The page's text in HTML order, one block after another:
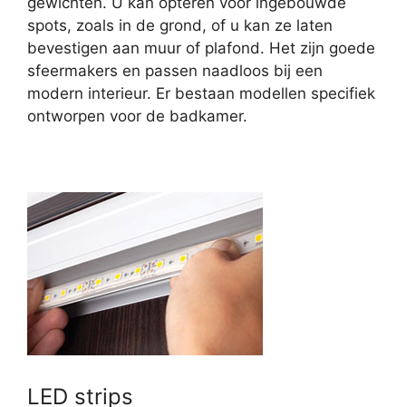
spots, zoals in de grond, of u kan ze laten
bevestigen aan muur of plafond. Het zijn goede
sfeermakers en passen naadloos bij een
modern interieur. Er bestaan modellen specifiek
ontworpen voor de badkamer.
LED strips